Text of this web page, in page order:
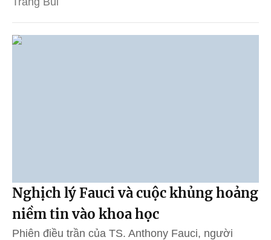
Nghịch lý Fauci và cuộc khủng hoảng
niềm tin vào khoa học
Phiên điều trần của TS. Anthony Fauci, người